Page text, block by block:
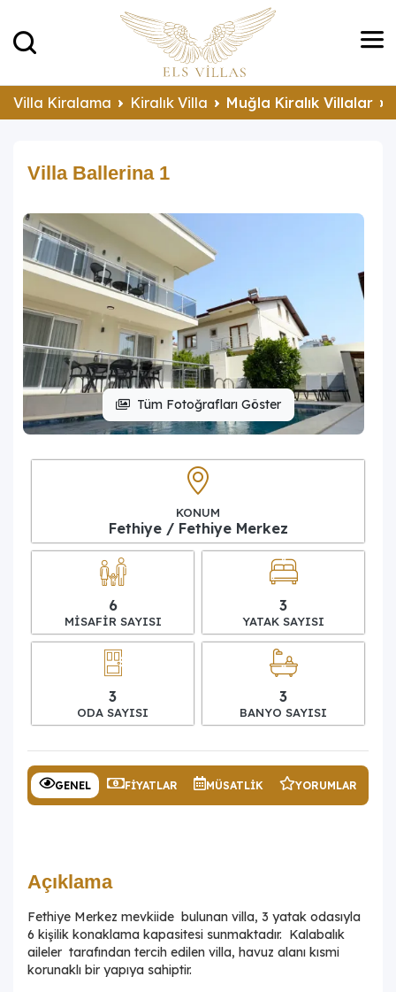
Villa Kiralama Kiralık Villa Muğla Kiralık Villalar
Villa Ballerina 1
Tüm Fotoğrafları Göster
KONUM
Fethiye / Fethiye Merkez
6
MISAFIR SAYISI
3
YATAK SAYISI
3
ODA SAYISI
3
BANYO SAYISI
GENEL FIYATLAR MÜSATLIK YORUMLAR
Açıklama
Fethiye Merkez mevkiide bulunan villa, 3 yatak odasıyla
6 kişilik konaklama kapasitesi sunmaktadır. Kalabalık
aileler tarafından tercih edilen villa, havuz alanı kısmi
korunaklı bir yapıya sahiptir.